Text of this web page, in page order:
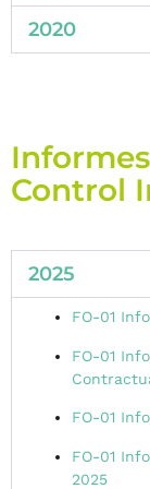
2020
Control
2025
FO-01
FO-01
FO-01
FO-01
2025